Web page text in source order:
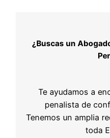
¿Buscas un
Te ayudamos a
penalista de
Tenemos un amplia
toda